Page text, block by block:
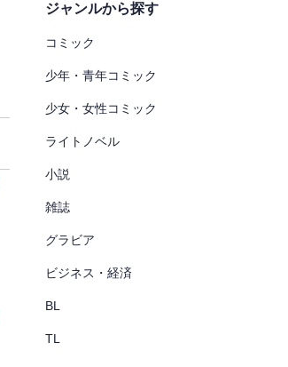
ジャンルから探す
コミック
少年・青年コミック
少女・女性コミック
ライトノベル
小説
雑誌
グラビア
ビジネス・経済
BL
TL